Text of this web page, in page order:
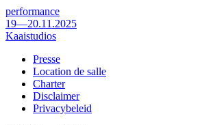
performance
19—20.11.2025
Kaaistudios
Footer
Presse
Location de salle
Charter
Disclaimer
Privacybeleid